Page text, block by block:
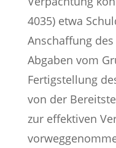
4035) etwa
Anschaffung
Abgaben vom
Fertigstellung
von der
zur effektiven